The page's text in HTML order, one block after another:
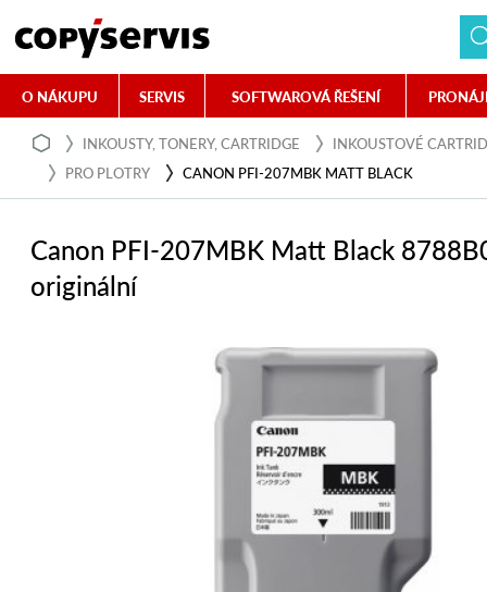
O NÁKUPU SERVIS SOFTWAROVÁ ŘEŠENÍ
INKOUSTY, TONERY, CARTRIDGE
INKOUSTOVÉ
PRO PLOTRY
CANON PFI-207MBK MATT BLACK
Canon PFI-207MBK Matt Black
originální